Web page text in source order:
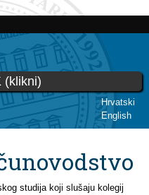
Hrvatski
English
(klikni)
studija koji slušaju kolegij